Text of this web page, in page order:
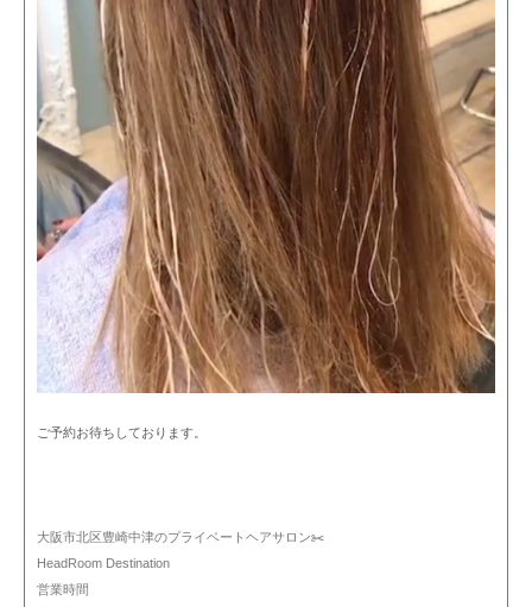
ご予約お待ちしております。
大阪市北区豊崎中津のプライベートヘアサロン✂️
HeadRoom Destination
営業時間